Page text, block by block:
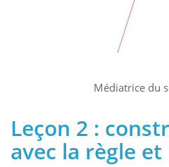
Médiatrice du
Leçon 2 :
avec la règle